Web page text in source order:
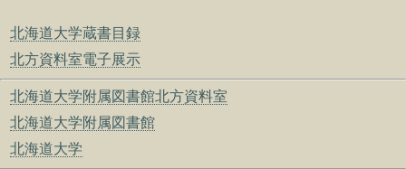
北海道大学蔵書目録
北方資料室電子展示
北海道大学附属図書館北方資料室
北海道大学附属図書館
北海道大学